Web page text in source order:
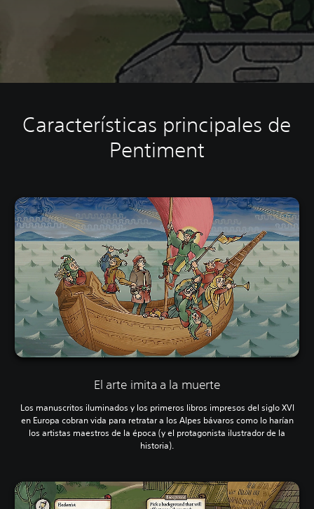
Características principales de
Pentiment
El arte imita a la muerte
Los manuscritos iluminados y los primeros libros impresos del siglo XVI
en Europa cobran vida para retratar a los Alpes bávaros como lo harían
los artistas maestros de la época (y el protagonista ilustrador de la
historia).